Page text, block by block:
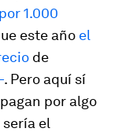
por 1.000
este año el
de
. Pero aquí sí
por algo
el